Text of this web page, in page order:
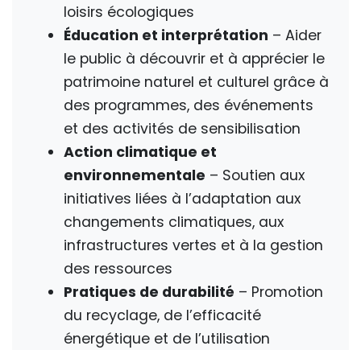
loisirs écologiques
Éducation et interprétation – Aider
le public à découvrir et à apprécier le
patrimoine naturel et culturel grâce à
des programmes, des événements
et des activités de sensibilisation
Action climatique et
environnementale – Soutien aux
initiatives liées à l’adaptation aux
changements climatiques, aux
infrastructures vertes et à la gestion
des ressources
Pratiques de durabilité – Promotion
du recyclage, de l’efficacité
énergétique et de l’utilisation